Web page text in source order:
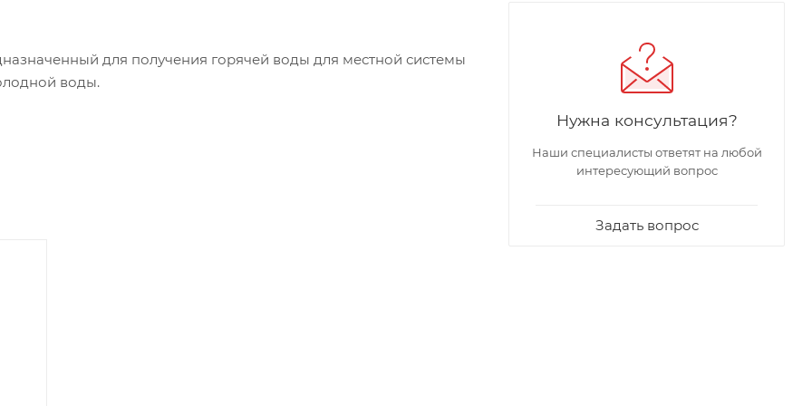
для получения горячей воды для местной системы
воды.
мм
Нужна консультация?
Наши специалисты ответят на любой
интересующий вопрос
Задать вопрос